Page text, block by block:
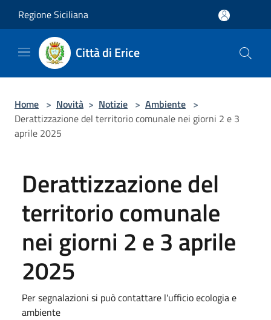
Regione Siciliana
Città di Erice
Home > Novità > Notizie > Ambiente >
Derattizzazione del territorio comunale nei giorni 2 e 3
aprile 2025
Derattizzazione del
territorio comunale
nei giorni 2 e 3 aprile
2025
Per segnalazioni si può contattare l'ufficio ecologia e
ambiente